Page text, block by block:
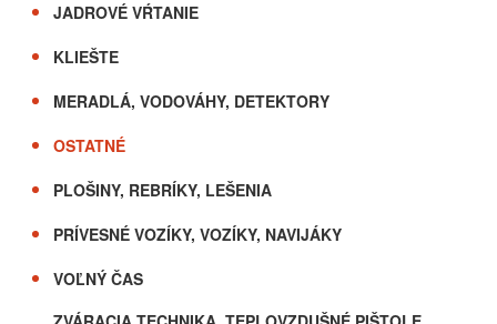
JADROVÉ VŔTANIE
KLIEŠTE
MERADLÁ, VODOVÁHY, DETEKTORY
OSTATNÉ
PLOŠINY, REBRÍKY, LEŠENIA
PRÍVESNÉ VOZÍKY, VOZÍKY, NAVIJÁKY
VOĽNÝ ČAS